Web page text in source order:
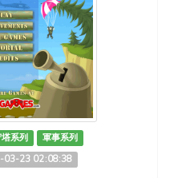
系列
軍事系列
03-23 02:08:38